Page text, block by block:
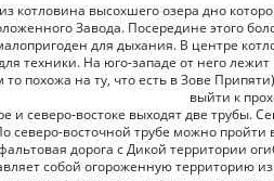
котловина высохшего озера дно
Завода. Посередине этого
для дыхания. В центре
техники. На юго-западе от него
похожа на ту, что есть в Зове
выйти к
и северо-востоке выходят две трубы.
северо-восточной трубе можно
дорога с Дикой территории
собой огороженную территорию